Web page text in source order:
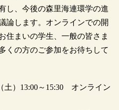
し、今後の森里海連環学の進
論します。オンラインでの開
住まいの学生、一般の皆さま
くの方のご参加をお待ちして
土）13:00～15:30 オンライン